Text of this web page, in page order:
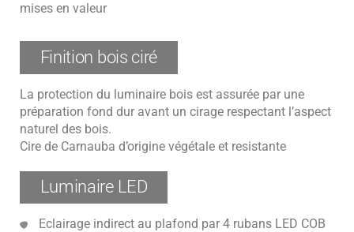
mises en valeur
Finition bois ciré
La protection du luminaire bois est assurée par une
préparation fond dur avant un cirage respectant l’aspect
naturel des bois.
Cire de Carnauba d’origine végétale et resistante
Luminaire LED
Eclairage indirect au plafond par 4 rubans LED COB